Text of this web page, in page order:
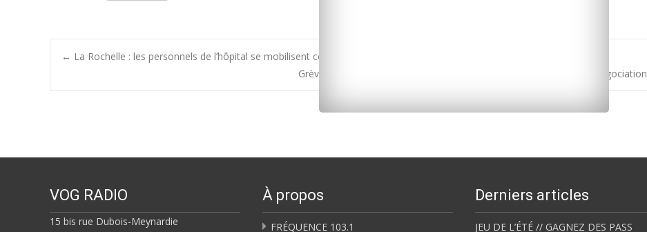
Post
← La Rochelle : les personnels de l’hôpital se mobilisent cet après-midi pour une « marée blanche »
Grève à la Semaaas : la CGT refuse de participer à une réunion de négociation
VOG RADIO
15 bis rue Dubois-Meynardie
À propos
FRÉQUENCE 103.1
Derniers articles
JEU DE L’ÉTÉ // GAGNEZ DES PASS